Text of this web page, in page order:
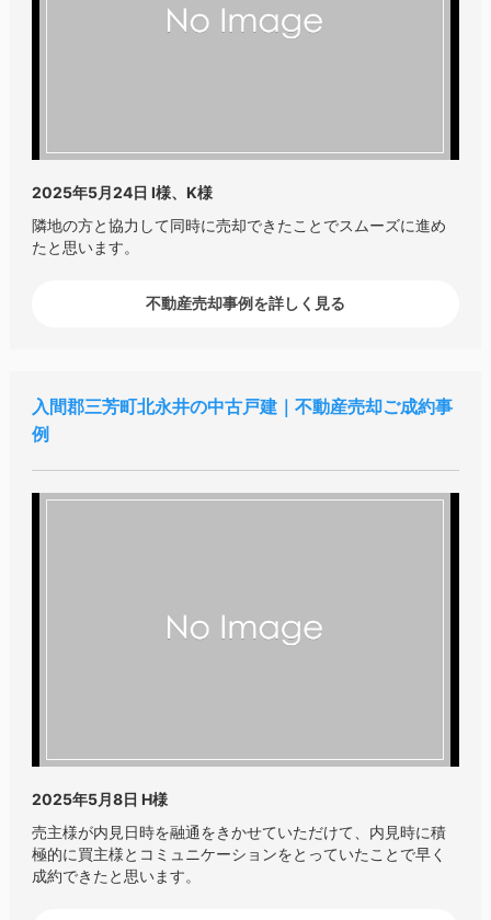
2025年5月24日 I様、K様
隣地の方と協力して同時に売却できたことでスムーズに進め
たと思います。
不動産売却事例を詳しく見る
入間郡三芳町北永井の中古戸建｜不動産売却ご成約事
例
2025年5月8日 H様
売主様が内見日時を融通をきかせていただけて、内見時に積
極的に買主様とコミュニケーションをとっていたことで早く
成約できたと思います。